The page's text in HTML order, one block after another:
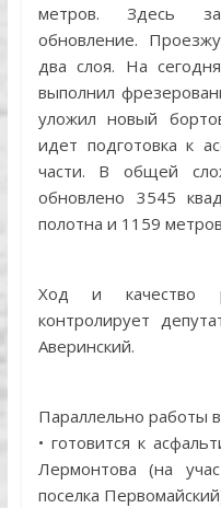
метров. Здесь
обновление.
два слоя. На
выполнил
уложил новый
идет подготовка к
части. В общей
обновлено 3545
полотна и 1159
Ход и качество
контролирует
Аверинский.
Параллельно работы
• готовится к
Лермонтова (на
поселка